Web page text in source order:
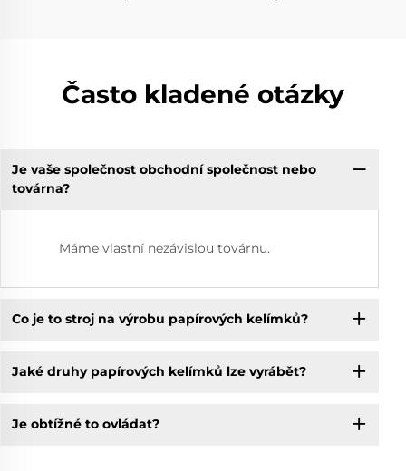
Často kladené otázky
Je vaše společnost obchodní společnost nebo
továrna?
Máme vlastní nezávislou továrnu.
Co je to stroj na výrobu papírových kelímků?
Jaké druhy papírových kelímků lze vyrábět?
Je obtížné to ovládat?